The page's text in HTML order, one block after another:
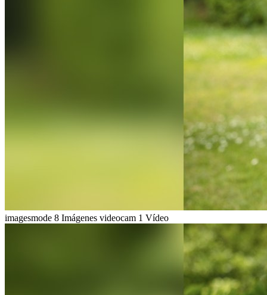
imagesmode 8 Imágenes videocam 1 Vídeo